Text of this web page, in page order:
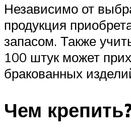
Независимо от
продукция
запасом. Также
100 штук может
бракованных
Чем